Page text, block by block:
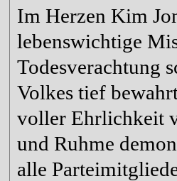
Im Herzen Kim
lebenswichtige
Todesverachtung
Volkes tief
voller Ehrlichkeit
und Ruhme
alle